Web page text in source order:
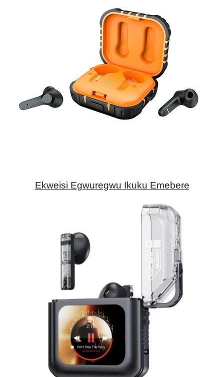
Ekweisi Egwuregwu Ikuku Emebere